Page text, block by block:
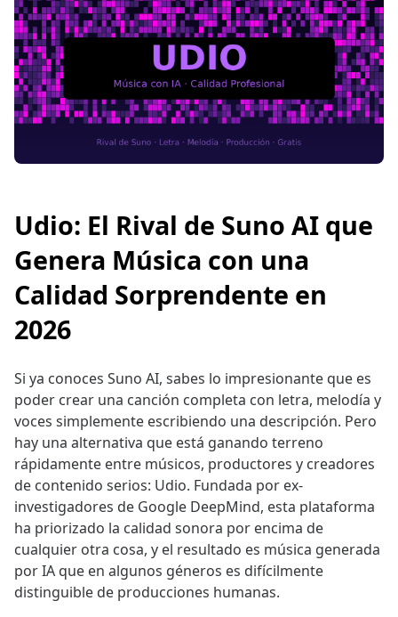
Udio: El Rival de Suno AI que
Genera Música con una
Calidad Sorprendente en
2026
Si ya conoces Suno AI, sabes lo impresionante que es
poder crear una canción completa con letra, melodía y
voces simplemente escribiendo una descripción. Pero
hay una alternativa que está ganando terreno
rápidamente entre músicos, productores y creadores
de contenido serios: Udio. Fundada por ex-
investigadores de Google DeepMind, esta plataforma
ha priorizado la calidad sonora por encima de
cualquier otra cosa, y el resultado es música generada
por IA que en algunos géneros es difícilmente
distinguible de producciones humanas.